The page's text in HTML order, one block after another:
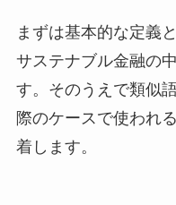
まずは基本的な定義
サステナブル金融の
す。そのうえで類似
際のケースで使われ
着します。